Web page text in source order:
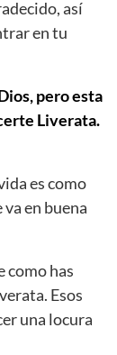
así
en tu
pero esta
Liverata.
es como
en buena
como has
Esos
una locura